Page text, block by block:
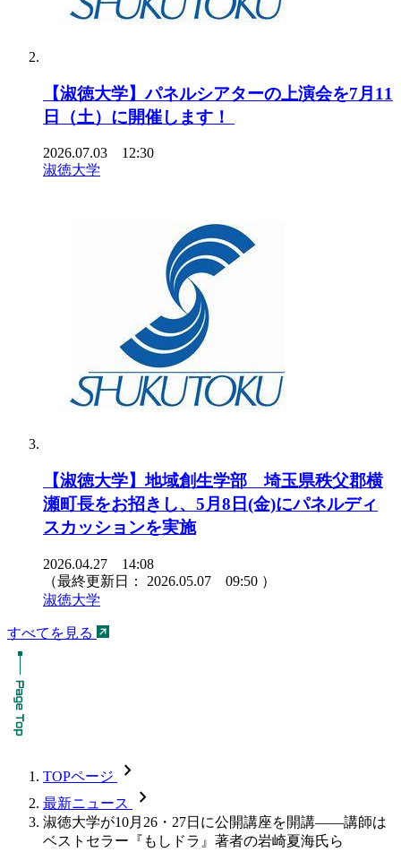
【淑徳大学】パネルシアターの上演会を7月11
日（土）に開催します！
2026.07.03 12:30
淑徳大学
【淑徳大学】地域創生学部 埼玉県秩父郡横
瀬町長をお招きし、5月8日(金)にパネルディ
スカッションを実施
2026.04.27 14:08
（最終更新日： 2026.05.07 09:50 ）
淑徳大学
すべてを見る
TOPページ chevron_forward
最新ニュース chevron_forward
淑徳大学が10月26・27日に公開講座を開講――講師は
ベストセラー『もしドラ』著者の岩崎夏海氏ら